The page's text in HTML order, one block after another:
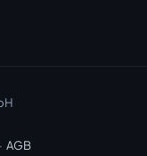
· AGB